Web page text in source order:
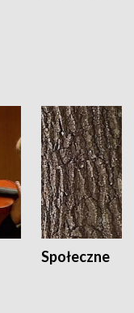
Społeczne